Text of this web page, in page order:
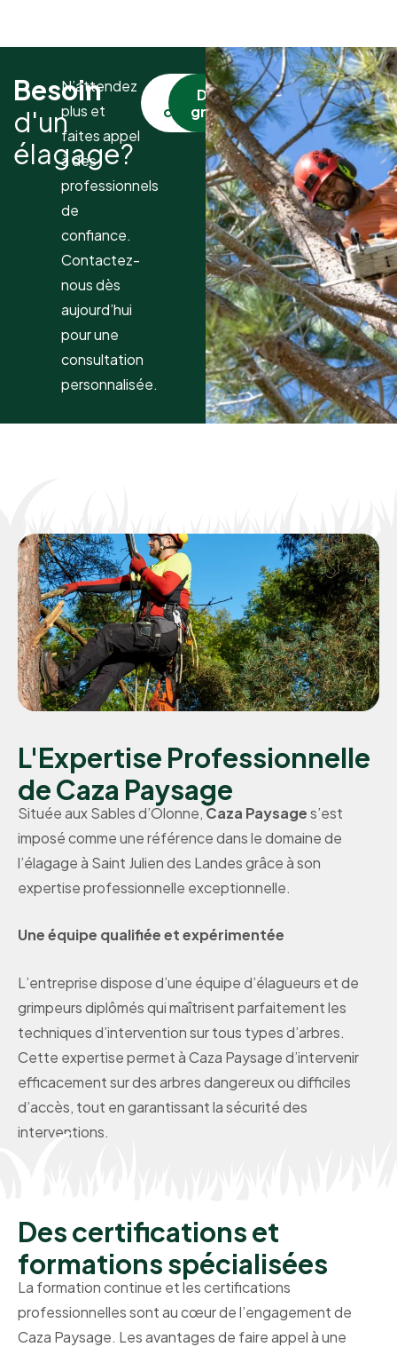
Besoin
d'un
élagage?
N’attendez
plus et
faites appel
à des
professionnels
de
confiance.
Contactez-
nous dès
aujourd’hui
pour une
consultation
personnalisée.
Nous
contacter
Devis
gratuit
L'Expertise Professionnelle
de Caza Paysage
Située aux Sables d’Olonne,Caza Paysages’est
imposé comme une référence dans le domaine de
l’élagage à Saint Julien des Landes grâce à son
expertise professionnelle exceptionnelle.
Une équipe qualifiée et expérimentée
L’entreprise dispose d’une équipe d’élagueurs et de
grimpeurs diplômés qui maîtrisent parfaitement les
techniques d’intervention sur tous types d’arbres.
Cette expertise permet à Caza Paysage d’intervenir
efficacement sur des arbres dangereux ou difficiles
d’accès, tout en garantissant la sécurité des
interventions.
Des certifications et
formations spécialisées
La formation continue et les certifications
professionnelles sont au cœur de l’engagement de
Caza Paysage. Les avantages de faire appel à une